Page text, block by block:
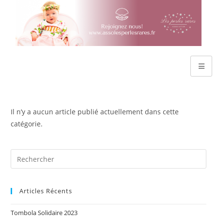
Il n’y a aucun article publié actuellement dans cette
catégorie.
Articles Récents
Tombola Solidaire 2023